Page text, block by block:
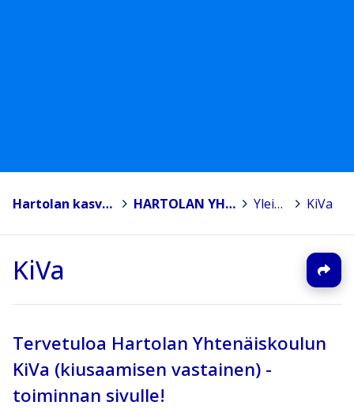
Hartolan kasvatus ja opetus HARTOLAN YHTENÄISKOULU > Yleistä > KiVa
KiVa
Tervetuloa Hartolan Yhtenäiskoulun
KiVa (kiusaamisen vastainen) -
toiminnan sivulle!